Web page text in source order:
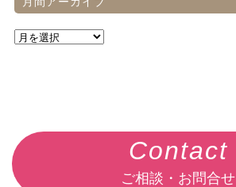
Contact
ご相談・お問合せ